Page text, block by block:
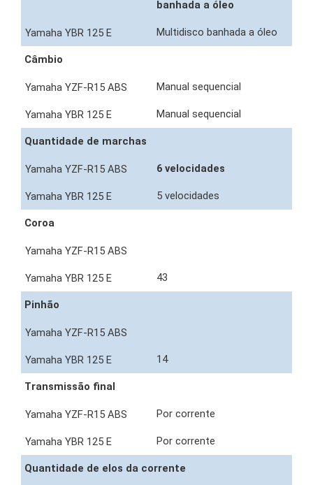
banhada a óleo
Multidisco banhada a óleo
Câmbio
Manual sequencial
Manual sequencial
Quantidade de marchas
6 velocidades
5 velocidades
Coroa
43
Pinhão
14
Transmissão final
Por corrente
Por corrente
Quantidade de elos da corrente